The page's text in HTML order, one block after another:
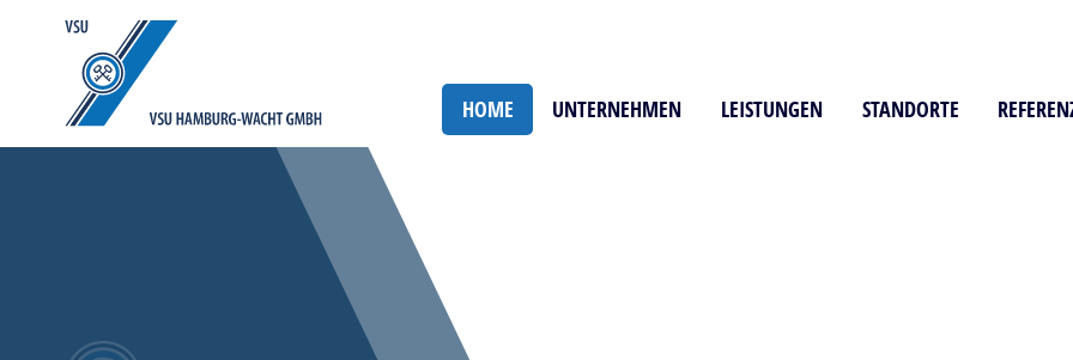
HOME UNTERNEHMEN LEISTUNGEN STANDORTE